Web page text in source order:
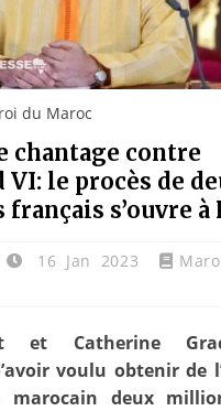
du Maroc
chantage contre
le procès de
s’ouvre à
16 Jan 2023
et Catherine
voulu obtenir de
marocain deux